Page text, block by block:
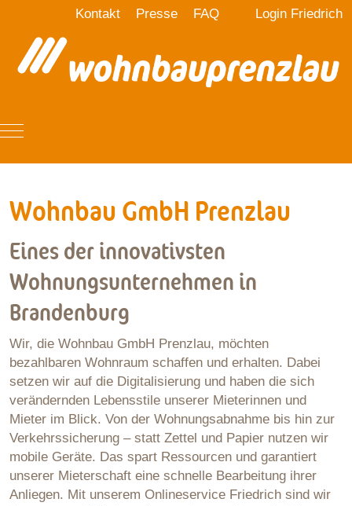
Kontakt Presse FAQ Login Friedrich
Mobile Menu Toggle
Wohnbau GmbH Prenzlau
Eines der innovativsten
Wohnungsunternehmen in
Brandenburg
Wir, die Wohnbau GmbH Prenzlau, möchten
bezahlbaren Wohnraum schaffen und erhalten. Dabei
setzen wir auf die Digitalisierung und haben die sich
verändernden Lebensstile unserer Mieterinnen und
Mieter im Blick. Von der Wohnungsabnahme bis hin zur
Verkehrssicherung – statt Zettel und Papier nutzen wir
mobile Geräte. Das spart Ressourcen und garantiert
unserer Mieterschaft eine schnelle Bearbeitung ihrer
Anliegen. Mit unserem Onlineservice Friedrich sind wir